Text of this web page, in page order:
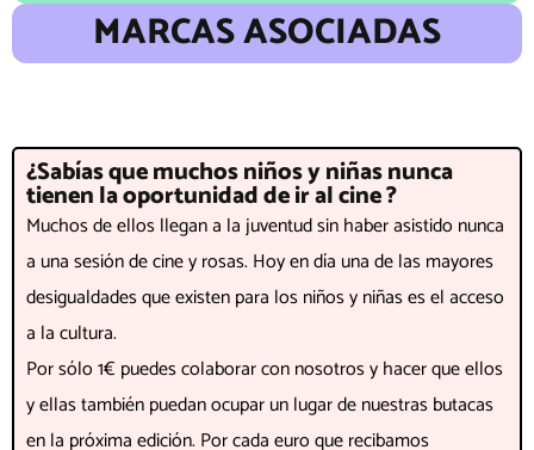
MARCAS ASOCIADAS
¿Sabías que muchos niños y niñas nunca
tienen la oportunidad de ir al cine ?
Muchos de ellos llegan a la juventud sin haber asistido nunca
a una sesión de cine y rosas. Hoy en día una de las mayores
desigualdades que existen para los niños y niñas es el acceso
a la cultura.
Por sólo 1€ puedes colaborar con nosotros y hacer que ellos
y ellas también puedan ocupar un lugar de nuestras butacas
en la próxima edición. Por cada euro que recibamos